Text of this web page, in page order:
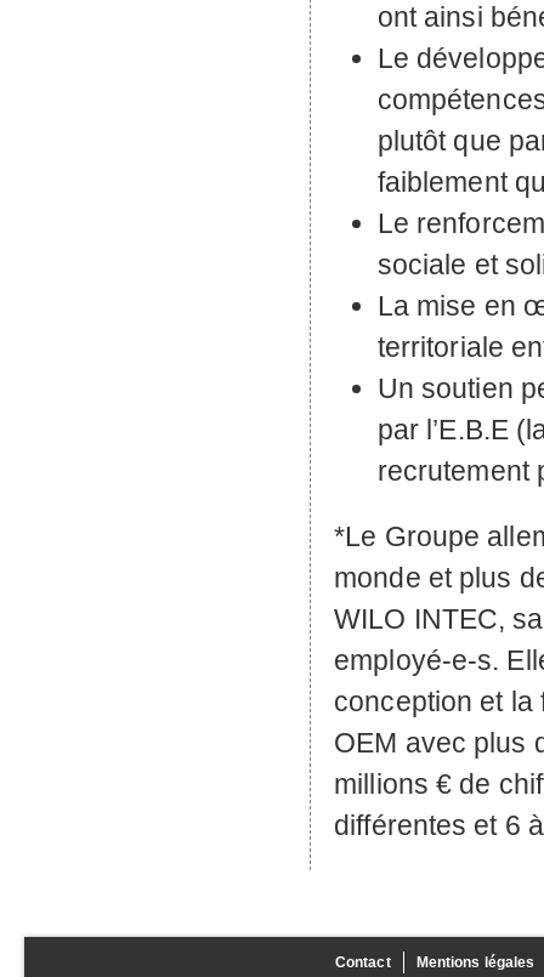
ont ainsi
Le
plutôt que
faiblement
Le
sociale et
La mise en
territoriale
Un soutien
par l’E.B.E
recrutement
*Le Groupe
monde et plus
WILO INTEC,
employé-e-s.
conception et la
OEM avec plus
millions € de
différentes et 6
Contact Mentions légales